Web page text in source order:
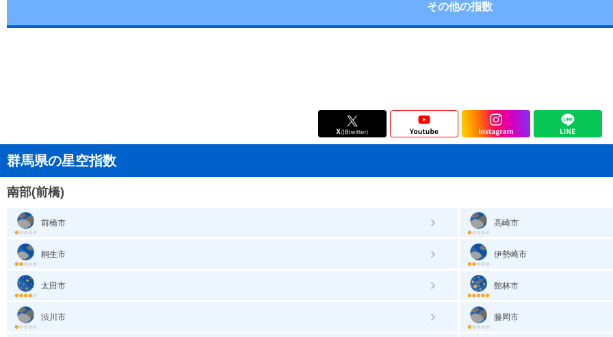
その他の指数
群馬県の星空指数
南部(前橋)
前橋市 高崎市
桐生市 伊勢崎市
太田市 館林市
渋川市 藤岡市